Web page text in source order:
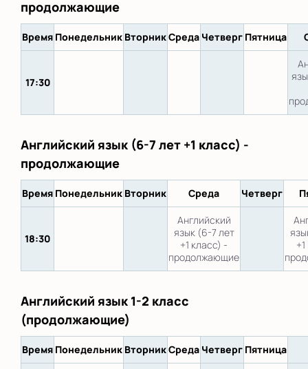
продолжающие
Время Понедельник ВторникСреда Четверг Пятница
17:30
Английский язык (6-7 лет +1 класс) -
продолжающие
Время Понедельник Вторник Среда Четверг
18:30
Английский
язык (6-7 лет
+1 класс) -
продолжающие
Английский язык 1-2 класс
(продолжающие)
Время Понедельник ВторникСреда Четверг Пятница